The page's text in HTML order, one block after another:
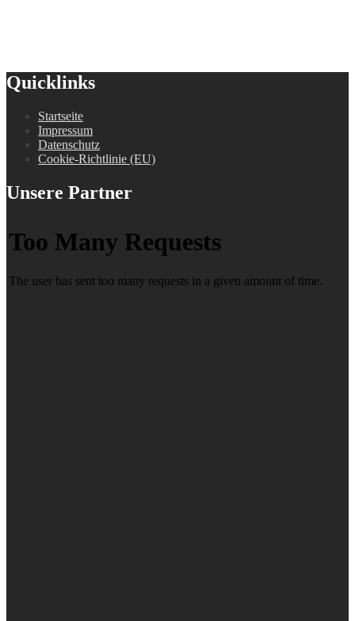
Quicklinks
Startseite
Impressum
Datenschutz
Cookie-Richtlinie (EU)
Unsere Partner